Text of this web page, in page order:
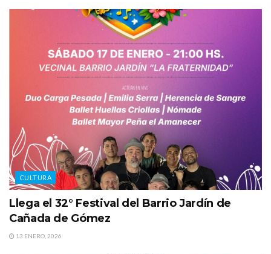
CULTURA
Llega el 32° Festival del Barrio Jardín de
Cañada de Gómez
13 ENERO, 2026